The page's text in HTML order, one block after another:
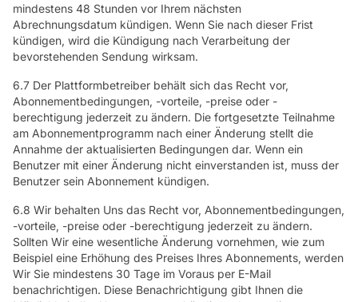
mindestens 48 Stunden vor Ihrem nächsten
Abrechnungsdatum kündigen. Wenn Sie nach dieser Frist
kündigen, wird die Kündigung nach Verarbeitung der
bevorstehenden Sendung wirksam.
6.7 Der Plattformbetreiber behält sich das Recht vor,
Abonnementbedingungen, -vorteile, -preise oder -
berechtigung jederzeit zu ändern. Die fortgesetzte Teilnahme
am Abonnementprogramm nach einer Änderung stellt die
Annahme der aktualisierten Bedingungen dar. Wenn ein
Benutzer mit einer Änderung nicht einverstanden ist, muss der
Benutzer sein Abonnement kündigen.
6.8 Wir behalten Uns das Recht vor, Abonnementbedingungen,
-vorteile, -preise oder -berechtigung jederzeit zu ändern.
Sollten Wir eine wesentliche Änderung vornehmen, wie zum
Beispiel eine Erhöhung des Preises Ihres Abonnements, werden
Wir Sie mindestens 30 Tage im Voraus per E-Mail
benachrichtigen. Diese Benachrichtigung gibt Ihnen die